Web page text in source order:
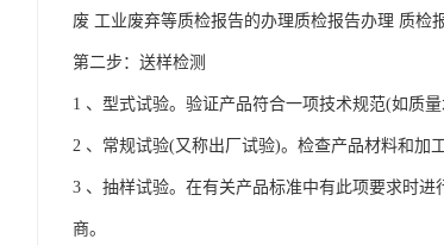
废 工业废弃等质检报告的办理质检报告办理 质检
第二步：送样检测
1 、型式试验。验证产品符合一项技术规范(如质
2 、常规试验(又称出厂试验)。检查产品材料和加
3 、抽样试验。在有关产品标准中有此项要求时
商。